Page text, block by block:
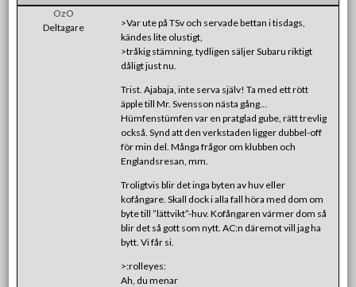
OzO
Deltagare
>Var ute på TSv och servade bettan i tisdags,
kändes lite olustigt,
>tråkig stämning, tydligen säljer Subaru riktigt
dåligt just nu.
Trist. Ajabaja, inte serva själv! Ta med ett rött
äpple till Mr. Svensson nästa gång…
Hümfenstümfen var en pratglad gube, rätt trevlig
också. Synd att den verkstaden ligger dubbel-off
för min del. Många frågor om klubben och
Englandsresan, mm.
Troligtvis blir det inga byten av huv eller
kofångare. Skall dock i alla fall höra med dom om
byte till ”lättvikt”-huv. Kofångaren värmer dom så
blir det så gott som nytt. AC:n däremot vill jag ha
bytt. Vi får si.
>:rolleyes:
Ah, du menar